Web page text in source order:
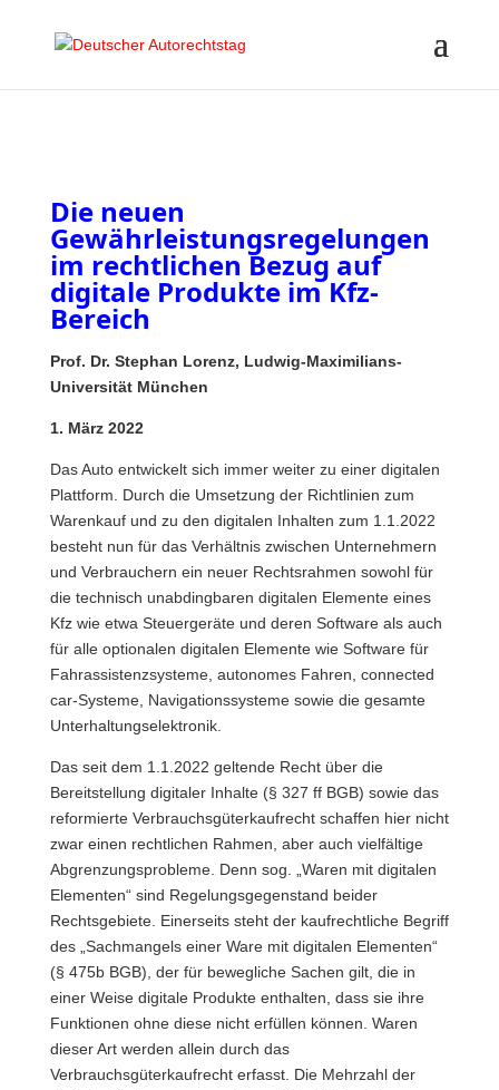
Die neuen
Gewährleistungsregelungen
im rechtlichen Bezug auf
digitale Produkte im Kfz-
Bereich
Prof. Dr. Stephan Lorenz, Ludwig-Maximilians-
Universität München
1. März 2022
Das Auto entwickelt sich immer weiter zu einer digitalen
Plattform. Durch die Umsetzung der Richtlinien zum
Warenkauf und zu den digitalen Inhalten zum 1.1.2022
besteht nun für das Verhältnis zwischen Unternehmern
und Verbrauchern ein neuer Rechtsrahmen sowohl für
die technisch unabdingbaren digitalen Elemente eines
Kfz wie etwa Steuergeräte und deren Software als auch
für alle optionalen digitalen Elemente wie Software für
Fahrassistenzsysteme, autonomes Fahren, connected
car-Systeme, Navigationssysteme sowie die gesamte
Unterhaltungselektronik.
Das seit dem 1.1.2022 geltende Recht über die
Bereitstellung digitaler Inhalte (§ 327 ff BGB) sowie das
reformierte Verbrauchsgüterkaufrecht schaffen hier nicht
zwar einen rechtlichen Rahmen, aber auch vielfältige
Abgrenzungsprobleme. Denn sog. „Waren mit digitalen
Elementen“ sind Regelungsgegenstand beider
Rechtsgebiete. Einerseits steht der kaufrechtliche Begriff
des „Sachmangels einer Ware mit digitalen Elementen“
(§ 475b BGB), der für bewegliche Sachen gilt, die in
einer Weise digitale Produkte enthalten, dass sie ihre
Funktionen ohne diese nicht erfüllen können. Waren
dieser Art werden allein durch das
Verbrauchsgüterkaufrecht erfasst. Die Mehrzahl der